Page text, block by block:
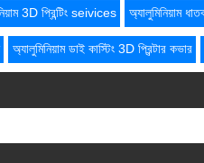
3D প্রিন্টিং seivices অ্যালুমিনিয়াম
অ্যালুমিনিয়াম ডাই কাস্টিং 3D প্রিন্টার কভার